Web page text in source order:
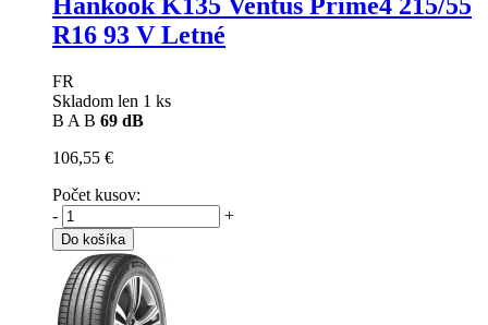
Hankook K135 Ventus Prime4 215/55
R16 93 V Letné
FR
Skladom len 1 ks
B A B 69 dB
106,55 €
Počet kusov:
-
+
Do košíka